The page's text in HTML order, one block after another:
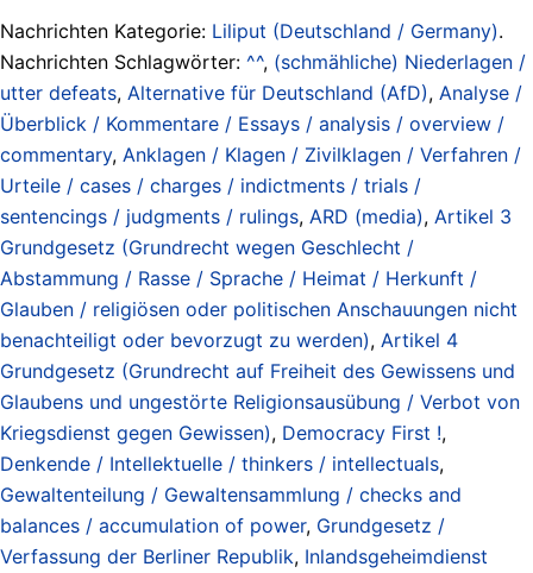
Nachrichten Kategorie: Liliput (Deutschland / Germany).
Nachrichten Schlagwörter: ^^, (schmähliche) Niederlagen /
utter defeats, Alternative für Deutschland (AfD), Analyse /
Überblick / Kommentare / Essays / analysis / overview /
commentary, Anklagen / Klagen / Zivilklagen / Verfahren /
Urteile / cases / charges / indictments / trials /
sentencings / judgments / rulings, ARD (media), Artikel 3
Grundgesetz (Grundrecht wegen Geschlecht /
Abstammung / Rasse / Sprache / Heimat / Herkunft /
Glauben / religiösen oder politischen Anschauungen nicht
benachteiligt oder bevorzugt zu werden), Artikel 4
Grundgesetz (Grundrecht auf Freiheit des Gewissens und
Glaubens und ungestörte Religionsausübung / Verbot von
Kriegsdienst gegen Gewissen), Democracy First !,
Denkende / Intellektuelle / thinkers / intellectuals,
Gewaltenteilung / Gewaltensammlung / checks and
balances / accumulation of power, Grundgesetz /
Verfassung der Berliner Republik, Inlandsgeheimdienst